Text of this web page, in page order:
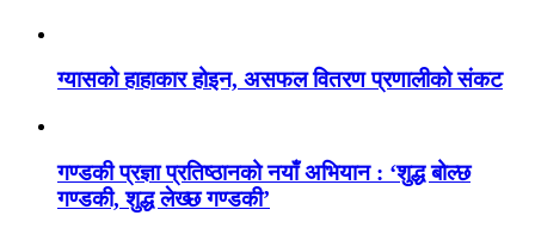
ग्यासको हाहाकार होइन, असफल वितरण प्रणालीको संकट
गण्डकी प्रज्ञा प्रतिष्ठानको नयाँ अभियान : ‘शुद्ध बोल्छ
गण्डकी, शुद्ध लेख्छ गण्डकी’